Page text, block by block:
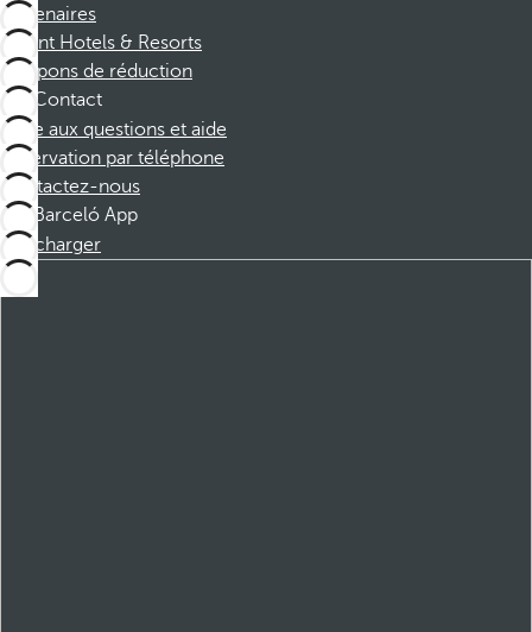
Partenaires
Dorint Hotels & Resorts
Coupons de réduction
Contact
Foire aux questions et aide
Réservation par téléphone
Contactez-nous
Barceló App
Télécharger